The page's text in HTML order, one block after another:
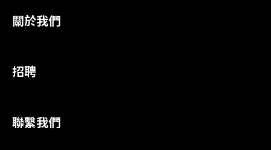
關於我們
招聘
聯繫我們